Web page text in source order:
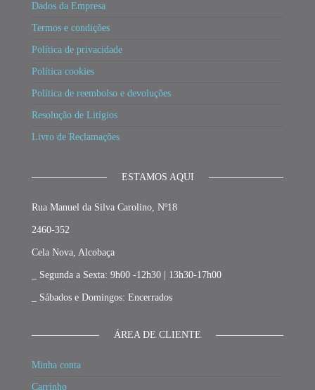
Dados da Empresa
Termos e condições
Política de privacidade
Política cookies
Política de reembolso e devoluções
Resolução de Litígios
Livro de Reclamações
ESTAMOS AQUI
Rua Manuel da Silva Carolino, Nº18
2460-352
Cela Nova, Alcobaça
_ Segunda a Sexta: 9h00 -12h30 | 13h30-17h00
_ Sábados e Domingos: Encerrados
ÁREA DE CLIENTE
Minha conta
Carrinho